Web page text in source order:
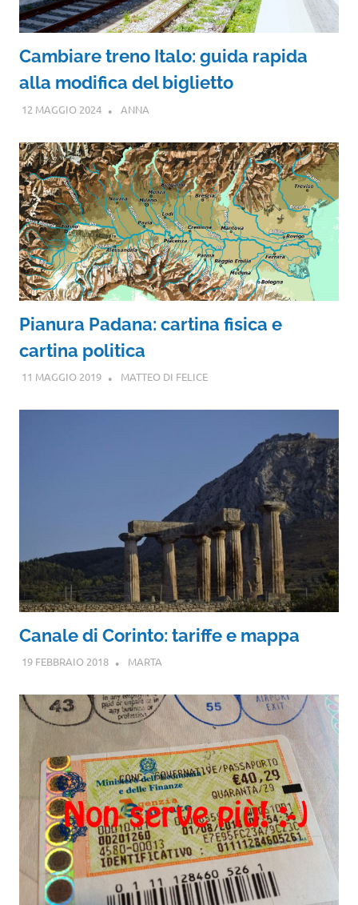
Cambiare treno Italo: guida rapida
alla modifica del biglietto
12 MAGGIO 2024 ANNA
Pianura Padana: cartina fisica e
cartina politica
11 MAGGIO 2019 MATTEO DI FELICE
Canale di Corinto: tariffe e mappa
19 FEBBRAIO 2018 MARTA